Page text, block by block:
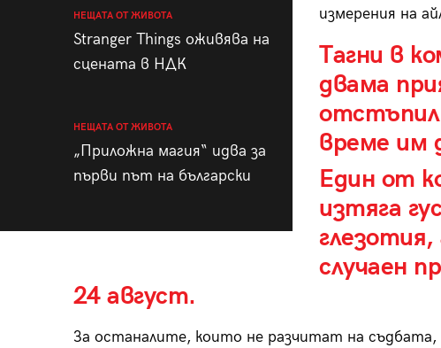
НЕЩАТА ОТ ЖИВОТА
Stranger Things оживява на
сцената в НДК
НЕЩАТА ОТ ЖИВОТА
„Приложна магия“ идва за
първи път на български
измерения на
Тагни в
двама
отстъпил
време им
Един от
изтяга
случаен
24 август.
За останалите, които не разчитат на съдбата,